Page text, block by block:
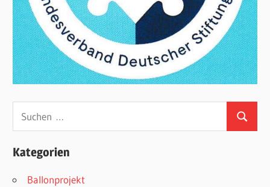
Suchen
nach:
Suchen
Kategorien
Ballonprojekt